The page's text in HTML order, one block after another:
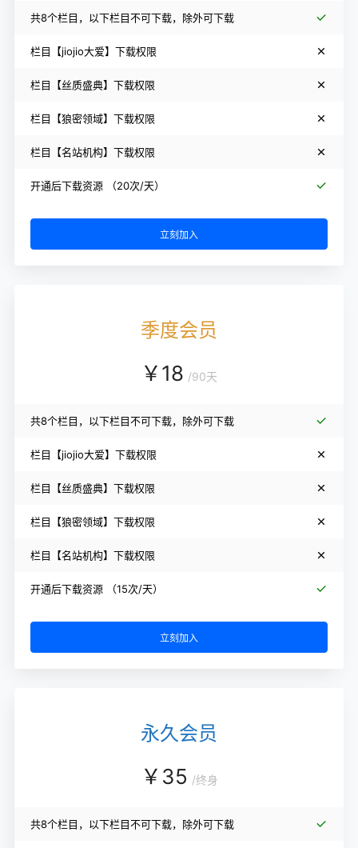
共8个栏目，以下栏目不可下载，除外可下载
栏目【jiojio大爱】下载权限
栏目【丝质盛典】下载权限
栏目【狼密领域】下载权限
栏目【名站机构】下载权限
开通后下载资源 （20次/天）
立刻加入
季度会员
￥18 /90天
共8个栏目，以下栏目不可下载，除外可下载
栏目【jiojio大爱】下载权限
栏目【丝质盛典】下载权限
栏目【狼密领域】下载权限
栏目【名站机构】下载权限
开通后下载资源 （15次/天）
立刻加入
永久会员
￥ 35 /终身
共8个栏目，以下栏目不可下载，除外可下载